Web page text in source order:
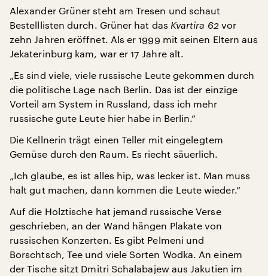
Alexander Grüner steht am Tresen und schaut
Bestelllisten durch. Grüner hat das Kvartira 62vor
zehn Jahren eröffnet. Als er 1999 mit seinen Eltern aus
Jekaterinburg kam, war er 17 Jahre alt.
„Es sind viele, viele russische Leute gekommen durch
die politische Lage nach Berlin. Das ist der einzige
Vorteil am System in Russland, dass ich mehr
russische gute Leute hier habe in Berlin.“
Die Kellnerin trägt einen Teller mit eingelegtem
Gemüse durch den Raum. Es riecht säuerlich.
„Ich glaube, es ist alles hip, was lecker ist. Man muss
halt gut machen, dann kommen die Leute wieder.“
Auf die Holztische hat jemand russische Verse
geschrieben, an der Wand hängen Plakate von
russischen Konzerten. Es gibt Pelmeni und
Borschtsch, Tee und viele Sorten Wodka. An einem
der Tische sitzt Dmitri Schalabajew aus Jakutien im